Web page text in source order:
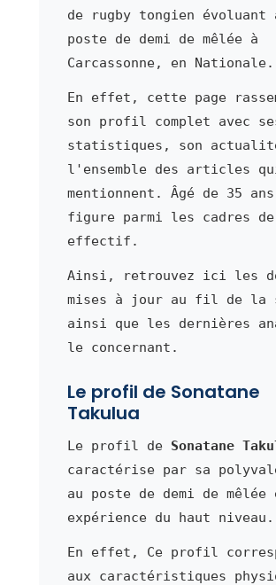
de rugby tongien évoluant
poste de demi de mêlée à
Carcassonne, en Nationale.
En effet, cette page
son profil complet avec
statistiques, son
l'ensemble des articles
mentionnent. Âgé de 35
figure parmi les cadres de
effectif.
Ainsi, retrouvez ici les
mises à jour au fil de la
ainsi que les dernières
le concernant.
Le profil de Sonatane
Takulua
Le profil de Sonatane
caractérise par sa
au poste de demi de mêlée
expérience du haut niveau.
En effet, Ce profil
aux caractéristiques